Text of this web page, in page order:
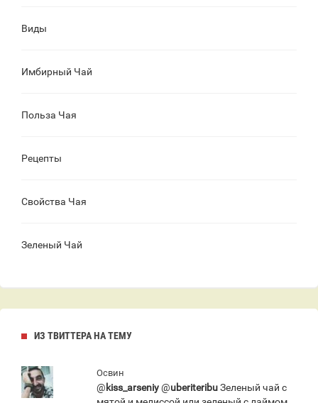
Виды
Имбирный Чай
Польза Чая
Рецепты
Свойства Чая
Зеленый Чай
ИЗ ТВИТТЕРА НА ТЕМУ
Освин
@kiss_arseniy@uberiteribuЗеленый чай с